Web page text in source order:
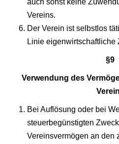
auch sonst keine
Vereins.
Der Verein ist selbstlos
Linie eigenwirtschaftliche
§9
Verwendung des
Bei Auflösung oder bei
steuerbegünstigten
Vereinsvermögen an den